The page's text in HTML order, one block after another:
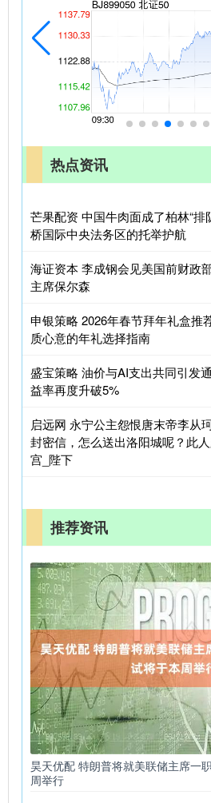
热点资讯
芒果配资 中国牛肉面成了柏林“排
桥国际中央法务区的托举护航
海证资本 李成钢会见美国前财政
主席保尔森
申银策略 2026年春节拜年礼盒推
质心意的年礼选择指南
盛宝策略 油价与AI支出共同引发
益率再度升破5%
启远网 永宁公主怨恨唐末帝李从
封密信，怎么送出洛阳城呢？此
宫_陛下
推荐资讯
昊天优配 特朗普将就美联储主席一
周举行